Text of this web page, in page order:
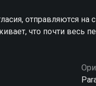
отправляются на
что почти весь